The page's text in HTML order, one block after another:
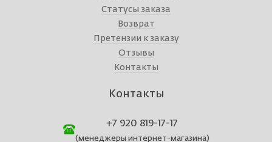
Статусы заказа
Возврат
Претензии к заказу
Отзывы
Контакты
Контакты
+7 920 819-17-17
(менеджеры интернет-магазина)